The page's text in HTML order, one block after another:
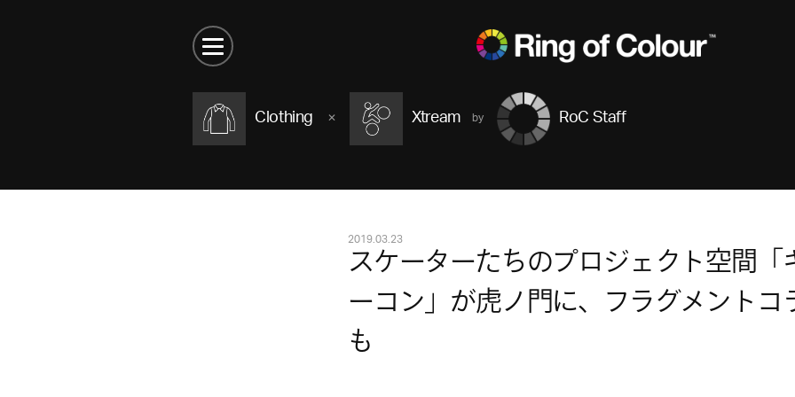
Clothing Xtream RoC Staff
2019.03.23
スケーターたちのプロジェクト空間「
ーコン」が虎ノ門に、フラグメントコ
も